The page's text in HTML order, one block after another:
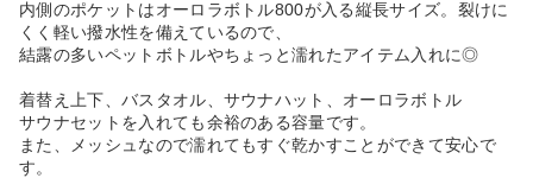
内側のポケットはオーロラボトル800が入る縦長サイズ。裂けに
くく軽い撥水性を備えているので、
結露の多いペットボトルやちょっと濡れたアイテム入れに◎
着替え上下、バスタオル、サウナハット、オーロラボトル
サウナセットを入れても余裕のある容量です。
また、メッシュなので濡れてもすぐ乾かすことができて安心で
す。